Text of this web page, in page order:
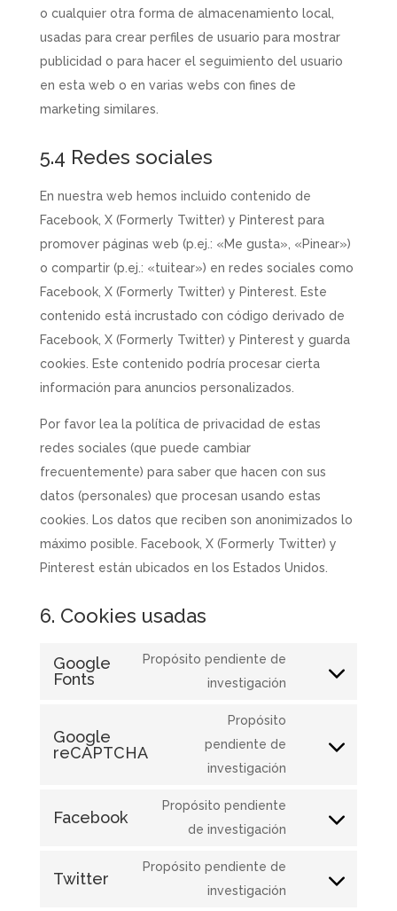
o cualquier otra forma de almacenamiento local,
usadas para crear perfiles de usuario para mostrar
publicidad o para hacer el seguimiento del usuario
en esta web o en varias webs con fines de
marketing similares.
5.4 Redes sociales
En nuestra web hemos incluido contenido de
Facebook, X (Formerly Twitter) y Pinterest para
promover páginas web (p.ej.: «Me gusta», «Pinear»)
o compartir (p.ej.: «tuitear») en redes sociales como
Facebook, X (Formerly Twitter) y Pinterest. Este
contenido está incrustado con código derivado de
Facebook, X (Formerly Twitter) y Pinterest y guarda
cookies. Este contenido podría procesar cierta
información para anuncios personalizados.
Por favor lea la política de privacidad de estas
redes sociales (que puede cambiar
frecuentemente) para saber que hacen con sus
datos (personales) que procesan usando estas
cookies. Los datos que reciben son anonimizados lo
máximo posible. Facebook, X (Formerly Twitter) y
Pinterest están ubicados en los Estados Unidos.
6. Cookies usadas
Google
Fonts
Propósito pendiente de
investigación
Consent
google-
Google
reCAPTCHA
Propósito
pendiente de
investigación
Consent
google-
Facebook
Propósito pendiente
de investigación
Consent
service
Twitter
Propósito pendiente de
investigación
Consent